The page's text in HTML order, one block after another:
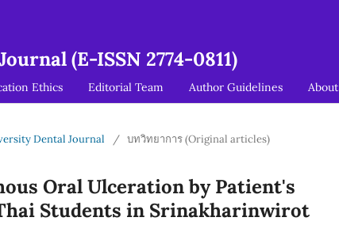
(E-ISSN 2774-0811)
Ethics Editorial Team Author Guidelines About
Dental Journal / บทวิทยาการ (Original articles)
Oral Ulceration by Patient's
Students in Srinakharinwirot